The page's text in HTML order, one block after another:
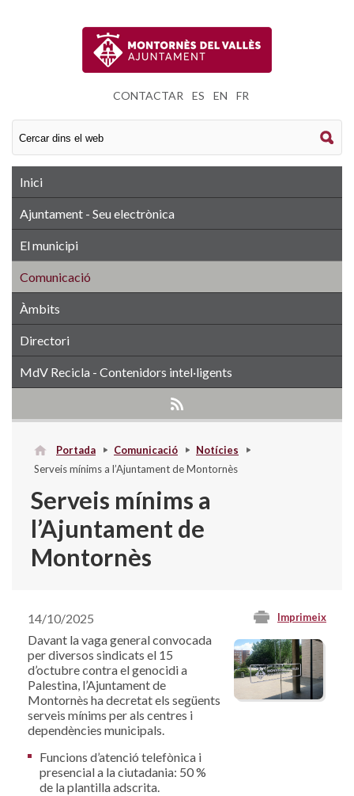
CONTACTAR ES EN FR
Inici
Ajuntament - Seu electrònica
El municipi
Comunicació
Àmbits
Directori
MdV Recicla - Contenidors intel·ligents
Portada Comunicació
Notícies
Serveis mínims a l’Ajuntament de Montornès
Serveis mínims a
l’Ajuntament de
Montornès
Imprimeix
14/10/2025
Davant la vaga general convocada
per diversos sindicats el 15
d’octubre contra el genocidi a
Palestina, l’Ajuntament de
Montornès ha decretat els següents
serveis mínims per als centres i
dependències municipals.
Funcions d’atenció telefònica i
presencial a la ciutadania: 50 %
de la plantilla adscrita.